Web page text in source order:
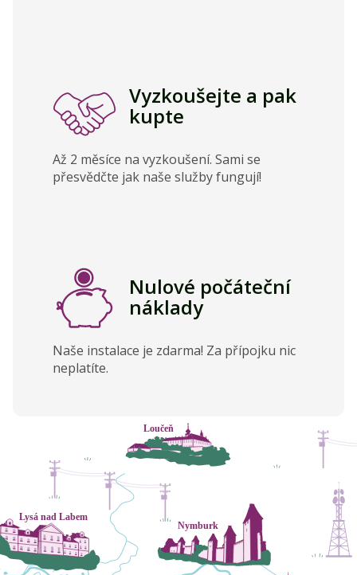
Vyzkoušejte a pak
kupte
Až 2 měsíce na vyzkoušení. Sami se
přesvědčte jak naše služby fungují!
Nulové počáteční
náklady
Naše instalace je zdarma! Za přípojku nic
neplatíte.